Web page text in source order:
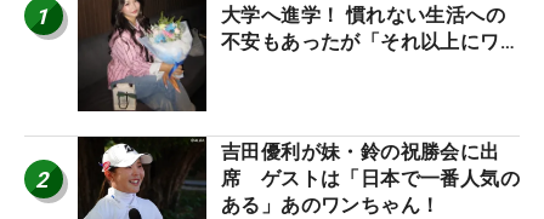
1
大学へ進学！ 慣れない生活への
不安もあったが「それ以上にワク
2
吉田優利が妹・鈴の祝勝会に出
席 ゲストは「日本で一番人気の
ある」あのワンちゃん！